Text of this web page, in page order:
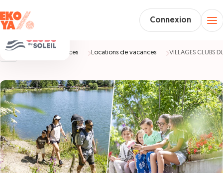
Connexion
Vacances Locations de vacances VILLAGES CLUBS